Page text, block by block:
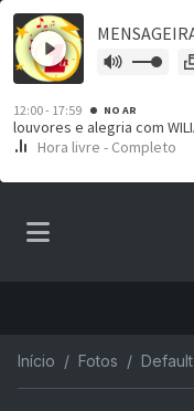
Início Fotos Default